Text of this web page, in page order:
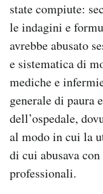
state compiute:
le indagini e
avrebbe abusato
e sistematica di
mediche e
generale di paura
dell’ospedale,
al modo in cui la
di cui abusava
professionali.